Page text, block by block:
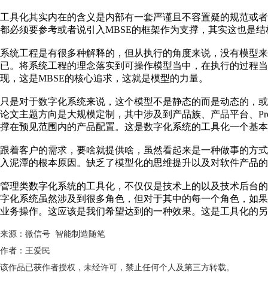
工具化其实内在的含义是内部有一套严谨且不容置疑的规范或
都必须要参考或者说引入MBSE的框架作为支撑，其实这也是
系统工程是有很多种解释的，但从执行的角度来说，没有模型
已。将系统工程的理念落实到可操作模型当中，在执行的过程
现，这是MBSE的核心追求，这就是模型的力量。
只是对于数字化系统来说，这个模型不是静态的而是动态的，
论文主题方向是大规模定制，其中涉及到产品族、产品平台、
撑在预见范围内的产品配置。这是数字化系统的工具化一个基
跟着客户的需求，要啥就提供啥，虽然看起来是一种做事的方
入泥潭的根本原因。缺乏了模型化的思维提升以及对软件产品
管理类数字化系统的工具化，不仅仅是技术上的以及技术后台
字化系统虽然涉及到很多角色，但对于其中的每一个角色，如
业务操作。这应该是我们希望达到的一种效果。这是工具化的
来源：微信号 智能制造随笔
作者：王爱民
该作品已获作者授权，未经许可，禁止任何个人及第三方转载。